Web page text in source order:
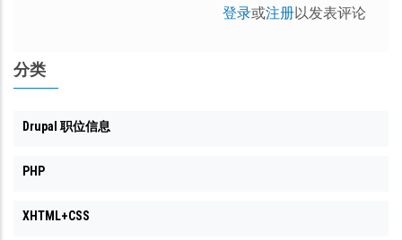
登录或注册以发表评论
分类
Drupal 职位信息
PHP
XHTML+CSS